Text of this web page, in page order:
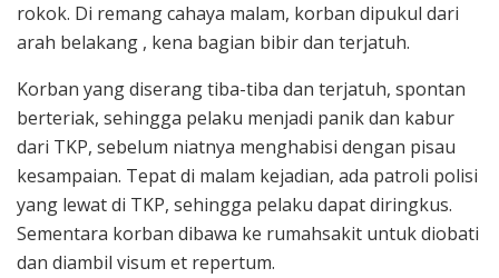
rokok. Di remang cahaya malam, korban dipukul dari
arah belakang , kena bagian bibir dan terjatuh.
Korban yang diserang tiba-tiba dan terjatuh, spontan
berteriak, sehingga pelaku menjadi panik dan kabur
dari TKP, sebelum niatnya menghabisi dengan pisau
kesampaian. Tepat di malam kejadian, ada patroli polisi
yang lewat di TKP, sehingga pelaku dapat diringkus.
Sementara korban dibawa ke rumahsakit untuk diobati
dan diambil visum et repertum.